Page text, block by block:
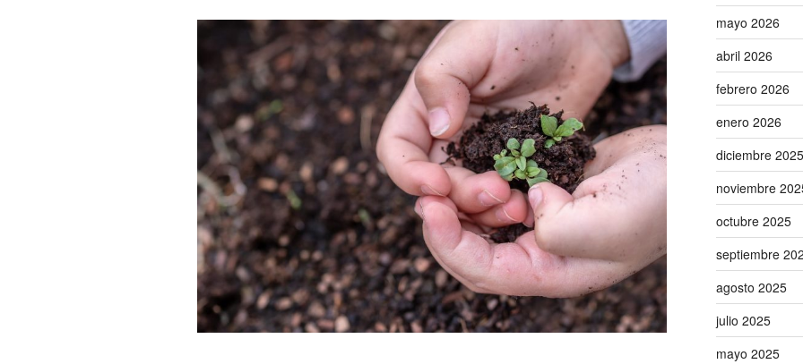
mayo 2026
abril 2026
febrero 2026
enero 2026
diciembre 2025
noviembre
octubre 2025
septiembre
agosto 2025
julio 2025
mayo 2025